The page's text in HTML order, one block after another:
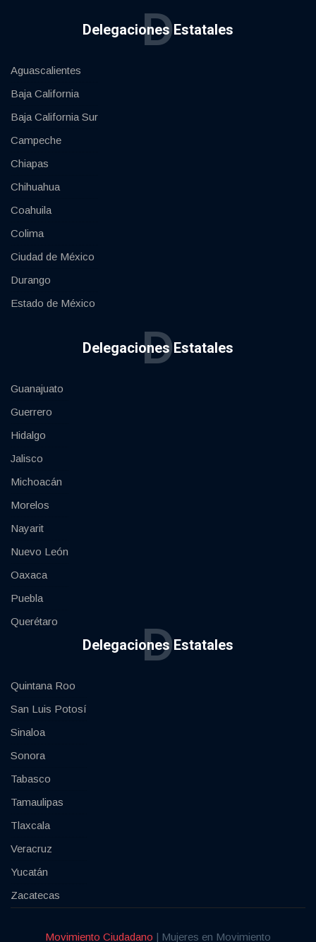
Delegaciones Estatales
D
Aguascalientes
Baja California
Baja California Sur
Campeche
Chiapas
Chihuahua
Coahuila
Colima
Ciudad de México
Durango
Estado de México
Delegaciones Estatales
D
Guanajuato
Guerrero
Hidalgo
Jalisco
Michoacán
Morelos
Nayarit
Nuevo León
Oaxaca
Puebla
Querétaro
Delegaciones Estatales
D
Quintana Roo
San Luis Potosí
Sinaloa
Sonora
Tabasco
Tamaulipas
Tlaxcala
Veracruz
Yucatán
Zacatecas
Movimiento Ciudadano | Mujeres en Movimiento